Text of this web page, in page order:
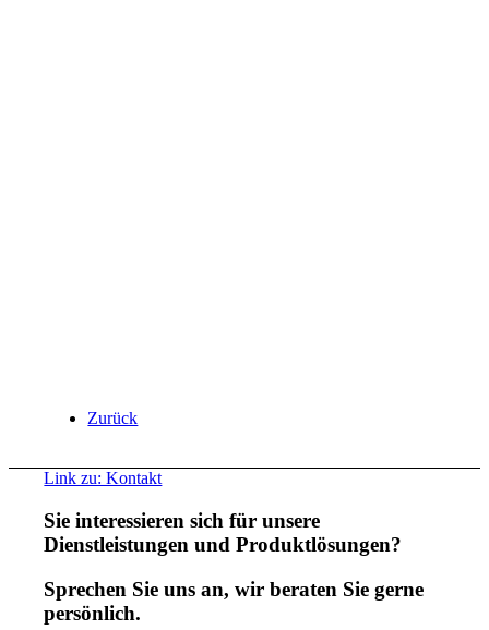
Zurück
Link zu: Kontakt
Sie interessieren sich für unsere
Dienstleistungen und Produktlösungen?
Sprechen Sie uns an, wir beraten Sie gerne
persönlich.